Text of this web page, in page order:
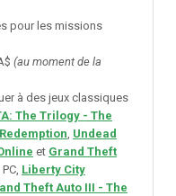
pour les missions
(au moment de la
à des jeux classiques
The Trilogy - The
, Undead
et Grand Theft
Liberty City
Theft Auto III - The